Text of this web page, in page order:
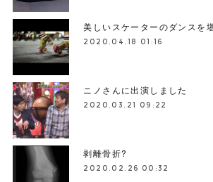
美しいスケーターのダンスを
2020.04.18 01:16
ニノさんに出演しました
2020.03.21 09:22
剥離骨折?
2020.02.26 00:32